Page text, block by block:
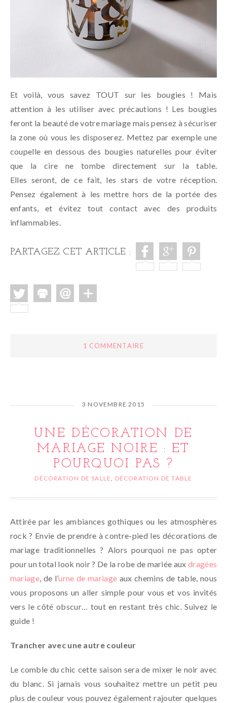
Et voilà, vous savez TOUT sur les bougies ! Mais
attention à les utiliser avec précautions ! Les bougies
feront la beauté de votre mariage mais pensez à sécuriser
la zone où vous les disposerez. Mettez par exemple une
coupelle en dessous des bougies naturelles pour éviter
que la cire ne tombe directement sur la table.
Elles seront, de ce fait, les stars de votre réception.
Pensez également à les mettre hors de la portée des
enfants, et évitez tout contact avec des produits
inflammables.
PARTAGEZ CET ARTICLE :
1 COMMENTAIRE
3 NOVEMBRE 2015
UNE DÉCORATION DE
MARIAGE NOIRE : ET
POURQUOI PAS ?
DÉCORATION DE SALLE DÉCORATION DE TABLE
Attirée par les ambiances gothiques ou les atmosphères
rock ? Envie de prendre à contre-pied les décorations de
mariage traditionnelles ? Alors pourquoi ne pas opter
pour un total look noir ? De la robe de mariée auxdragées
mariage, de l’urne de mariage aux chemins de table, nous
vous proposons un aller simple pour vous et vos invités
vers le côté obscur… tout en restant très chic. Suivez le
guide !
Trancher avec une autre couleur
Le comble du chic cette saison sera de mixer le noir avec
du blanc. Si jamais vous souhaitez mettre un petit peu
plus de couleur vous pouvez également rajouter quelques